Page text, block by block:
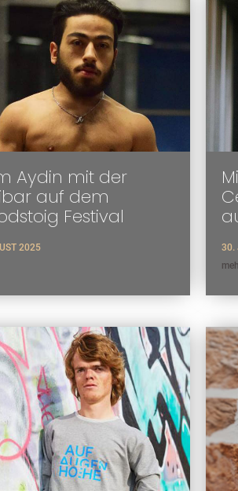
Aydin mit der
auf dem
Festival
2025
30.